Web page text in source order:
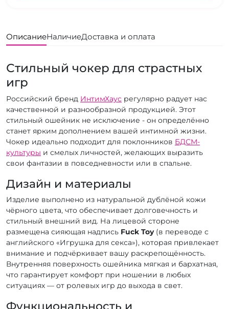
ОписаниеНаличиеДоставка и оплата
Стильный чокер для страстных
игр
Российский бренд ИнтимХаус регулярно радует нас
качественной и разнообразной продукцией. Этот
стильный ошейник не исключение - он определённо
станет ярким дополнением вашей интимной жизни.
Чокер идеально подходит для поклонников БДСМ-
культуры и смелых личностей, желающих выразить
свои фантазии в повседневности или в спальне.
Дизайн и материалы
Изделие выполнено из натуральной дублёной кожи
чёрного цвета, что обеспечивает долговечность и
стильный внешний вид. На лицевой стороне
размещена сияющая надпись Fuck Toy(в переводе с
английского «Игрушка для секса»), которая привлекает
внимание и подчёркивает вашу раскрепощённость.
Внутренняя поверхность ошейника мягкая и бархатная,
что гарантирует комфорт при ношении в любых
ситуациях — от ролевых игр до выхода в свет.
Функциональность и